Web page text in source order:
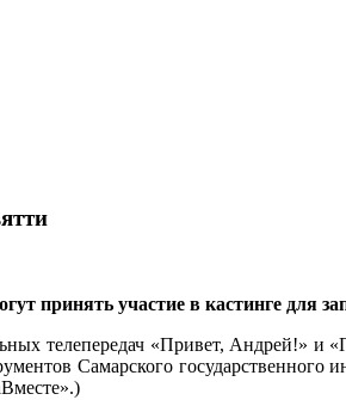
принять участие в кастинге для
телепередач «Привет, Андрей!»
Самарского государственного